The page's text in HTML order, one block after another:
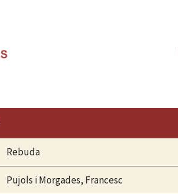
Rebuda
Pujols i Morgades, Francesc